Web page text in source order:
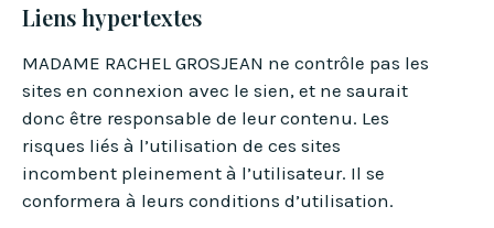
Liens hypertextes
MADAME RACHEL GROSJEAN ne contrôle pas les
sites en connexion avec le sien, et ne saurait
donc être responsable de leur contenu. Les
risques liés à l’utilisation de ces sites
incombent pleinement à l’utilisateur. Il se
conformera à leurs conditions d’utilisation.